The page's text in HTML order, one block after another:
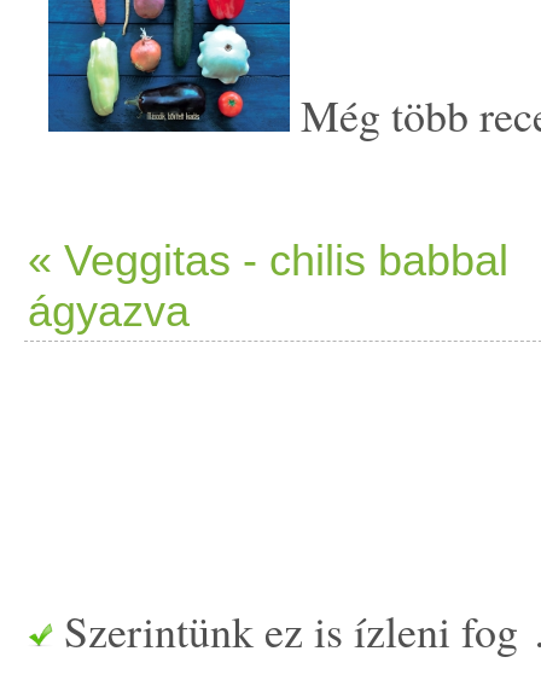
Még több
« Veggitas - chilis babbal
ágyazva
Szerintünk ez is ízleni